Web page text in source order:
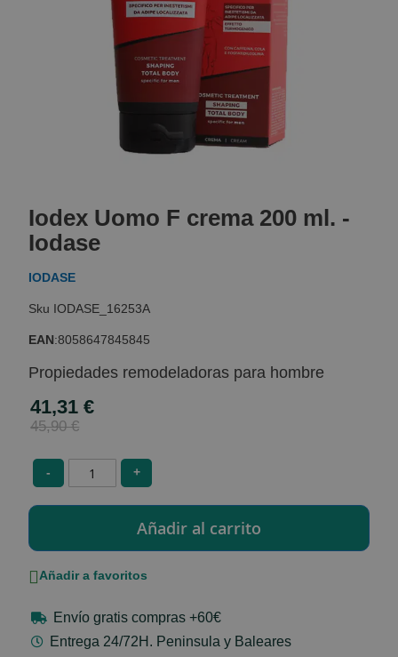
the
beginning
of
the
gallery
Iodex Uomo F crema 200 ml. -
Iodase
IODASE
IODASE_16253A
EAN:8058647845845
Propiedades remodeladoras para hombre
Special
Price
41,31 €
45,90 €
- +
Añadir a favoritos
Envío gratis compras +60€
Entrega 24/72H. Peninsula y Baleares